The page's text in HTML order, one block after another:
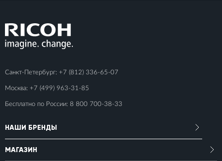
Санкт-Петербург: +7 (812) 336-65-07
Москва: +7 (499) 963-31-85
Бесплатно по России: 8 800 700-38-33
НАШИ БРЕНДЫ
МАГАЗИН